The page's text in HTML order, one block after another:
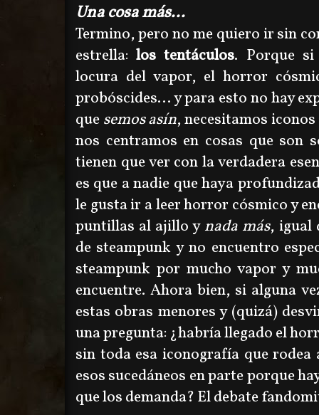
Una cosa más...
Termino, pero no me quiero ir sin
estrella:los tentáculos. Porque
locura del vapor, el horror
probóscides... y para esto no hay
que semos asín, necesitamos
nos centramos en cosas que son
tienen que ver con la verdadera
es que a nadie que haya
le gusta ir a leer horror cósmico y
puntillas al ajillo ynada más, igual
de steampunk y no encuentro
steampunk por mucho vapor y
encuentre. Ahora bien, si alguna
estas obras menores y (quizá)
una pregunta: ¿habría llegado el
sin toda esa iconografía que
esos sucedáneos en parte porque
que los demanda? El debate